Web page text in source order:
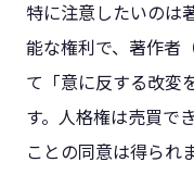
特に注意したいのは
能な権利で、著作者
て「意に反する改変
す。人格権は売買で
ことの同意は得られま